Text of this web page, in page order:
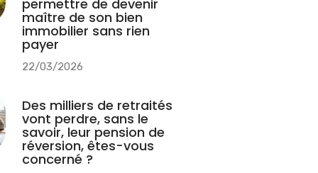
permettre de devenir
maître de son bien
immobilier sans rien
payer
22/03/2026
Des milliers de retraités
vont perdre, sans le
savoir, leur pension de
réversion, êtes-vous
concerné ?